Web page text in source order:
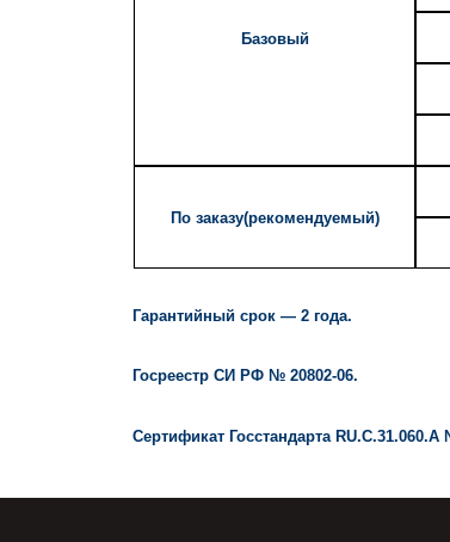
Базовый
По заказу(рекомендуемый)
Гарантийный срок — 2 года.
Госреестр СИ РФ № 20802-06.
Сертификат Госстандарта RU.C.31.060.A